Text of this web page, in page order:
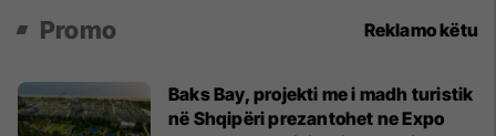
Promo Reklamo këtu
Baks Bay, projekti me i madh turistik
në Shqipëri prezantohet ne Expo